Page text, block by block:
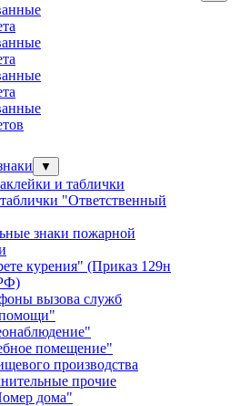
▼
и таблички
"Ответственный
знаки пожарной
курения" (Приказ 129н
вызова служб
помощи"
помещение"
производства
прочие
дома"